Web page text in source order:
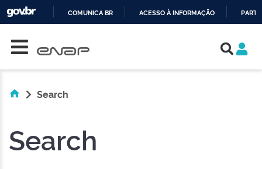
COMUNICA BR ACESSO À INFORMAÇÃO
Search
Search